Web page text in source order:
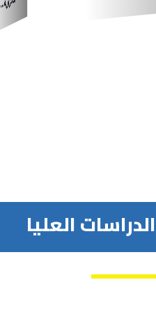
المؤلفات المرجعية
الدراسات العليا